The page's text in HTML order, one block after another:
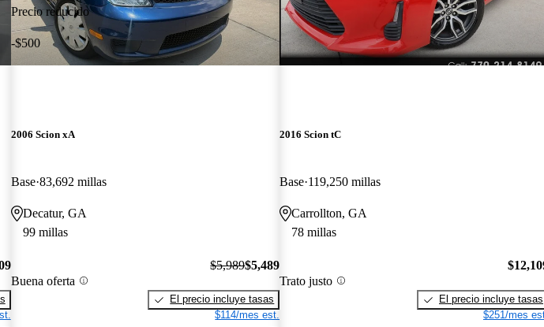
Precio reducido
-$500
2006 Scion xA
Base 83,692 millas
Decatur, GA
99 millas
Buena oferta
$5,989$5,489
El precio incluye tasas
$114/mes est.
2016 Scion tC
Base 119,250 millas
Carrollton, GA
78 millas
Trato justo
El precio incluye tasas
$251/mes